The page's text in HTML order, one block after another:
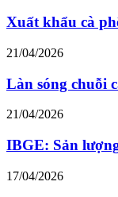
Xuất khẩu cà
21/04/2026
Làn sóng chuỗi
21/04/2026
IBGE: Sản
17/04/2026